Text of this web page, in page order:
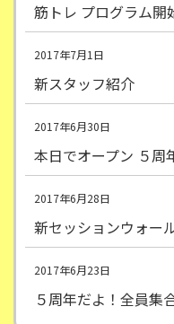
筋トレ プログラム開
2017年7月1日
新スタッフ紹介
2017年6月30日
本日でオープン ５
2017年6月28日
新セッションウォー
2017年6月23日
５周年だよ！全員集